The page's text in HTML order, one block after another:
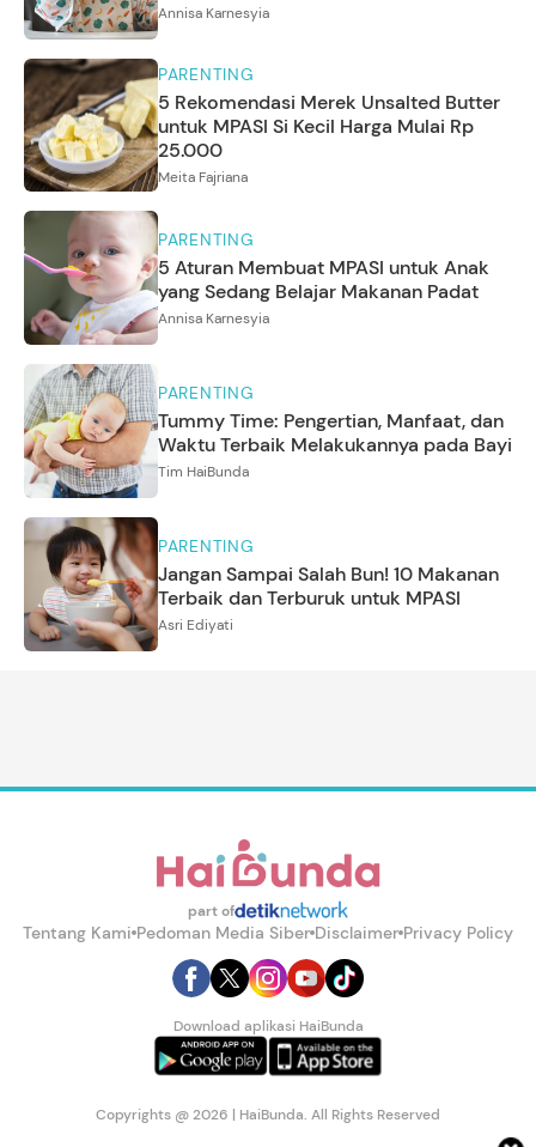
Annisa Karnesyia
PARENTING
5 Rekomendasi Merek Unsalted Butter
untuk MPASI Si Kecil Harga Mulai Rp
25.000
Meita Fajriana
PARENTING
5 Aturan Membuat MPASI untuk Anak
yang Sedang Belajar Makanan Padat
Annisa Karnesyia
PARENTING
Tummy Time: Pengertian, Manfaat, dan
Waktu Terbaik Melakukannya pada Bayi
Tim HaiBunda
PARENTING
Jangan Sampai Salah Bun! 10 Makanan
Terbaik dan Terburuk untuk MPASI
Asri Ediyati
part of
Tentang Kami Pedoman Media Siber Disclaimer Privacy Policy
Download aplikasi HaiBunda
Copyrights @ 2026 | HaiBunda. All Rights Reserved